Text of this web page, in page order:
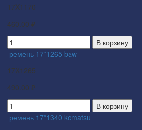
17X1170
460.00 ₽
В корзину
ремень 17*1265 baw
17X1265
490.00 ₽
В корзину
ремень 17*1340 komatsu